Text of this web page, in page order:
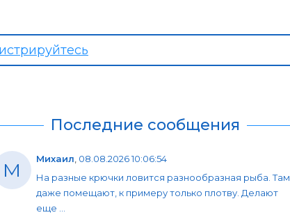
Последние сообщения
М Михаил, 08.08.2026 10:06:54
На разные крючки ловится разнообразная рыба. Там
даже помещают, к примеру только плотву. Делают
еще ...